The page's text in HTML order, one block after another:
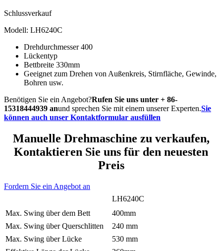
Schlussverkauf
Modell: LH6240C
Drehdurchmesser 400
Lückentyp
Bettbreite 330mm
Geeignet zum Drehen von Außenkreis, Stirnfläche, Gewinde,
Bohren usw.
Benötigen Sie ein Angebot?Rufen Sie uns unter + 86-
15318444939 anund sprechen Sie mit einem unserer Experten.Sie
können auch unser Kontaktformular ausfüllen
Manuelle Drehmaschine zu verkaufen,
Kontaktieren Sie uns für den neuesten
Preis
Fordern Sie ein Angebot an
LH6240C
Max. Swing über dem Bett
400mm
Max. Swing über Querschlitten
240 mm
Max. Swing über Lücke
530 mm